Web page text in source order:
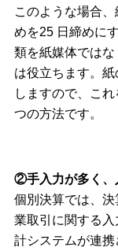
このような場合
めを25 日締めに
類を紙媒体では
は役立ちます。
しますので、こ
つの方法です。
②手入力が多く、
個別決算では、
業取引に関する
計システムが連